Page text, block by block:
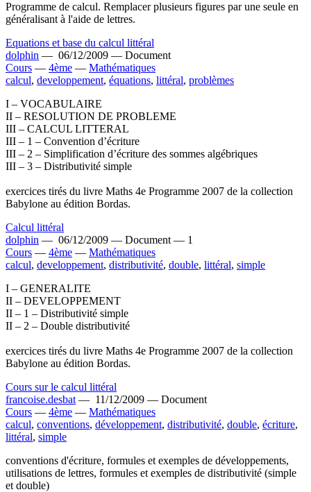
Programme de calcul. Remplacer plusieurs figures par une seule en
généralisant à l'aide de lettres.
Equations et base du calcul littéral
dolphin — 06/12/2009 — Document
Cours — 4ème — Mathématiques
calcul, developpement, équations, littéral, problèmes
I – VOCABULAIRE
II – RESOLUTION DE PROBLEME
III – CALCUL LITTERAL
III – 1 – Convention d’écriture
III – 2 – Simplification d’écriture des sommes algébriques
III – 3 – Distributivité simple
exercices tirés du livre Maths 4e Programme 2007 de la collection
Babylone au édition Bordas.
Calcul littéral
dolphin — 06/12/2009 — Document — 1
Cours — 4ème — Mathématiques
calcul, developpement, distributivité, double, littéral, simple
I – GENERALITE
II – DEVELOPPEMENT
II – 1 – Distributivité simple
II – 2 – Double distributivité
exercices tirés du livre Maths 4e Programme 2007 de la collection
Babylone au édition Bordas.
Cours sur le calcul littéral
francoise.desbat — 11/12/2009 — Document
Cours — 4ème — Mathématiques
calcul, conventions, développement, distributivité, double, écriture,
littéral, simple
conventions d'écriture, formules et exemples de développements,
utilisations de lettres, formules et exemples de distributivité (simple
et double)